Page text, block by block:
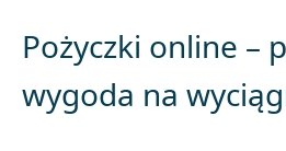
Pożyczki online –
wygoda na